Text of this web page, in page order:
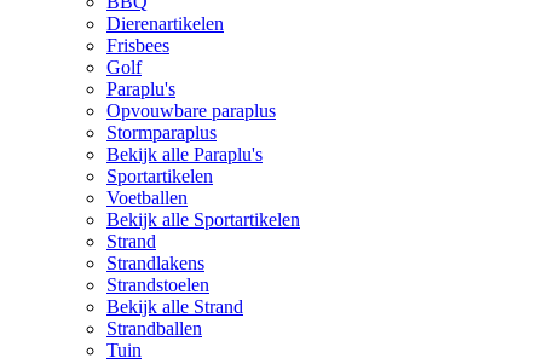
Dierenartikelen
Frisbees
Golf
Paraplu's
Opvouwbare paraplus
Stormparaplus
Bekijk alle Paraplu's
Sportartikelen
Voetballen
Bekijk alle Sportartikelen
Strand
Strandlakens
Strandstoelen
Bekijk alle Strand
Strandballen
Tuin